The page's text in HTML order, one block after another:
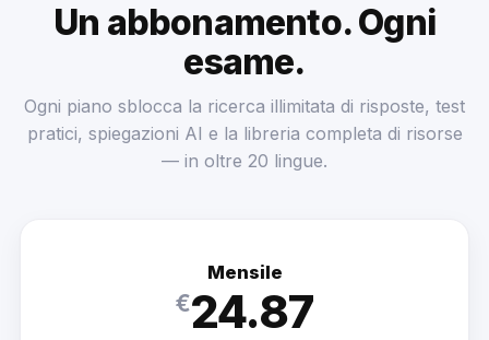
Un abbonamento. Ogni
esame.
Ogni piano sblocca la ricerca illimitata di risposte, test
pratici, spiegazioni AI e la libreria completa di risorse
— in oltre 20 lingue.
Mensile
€24.87